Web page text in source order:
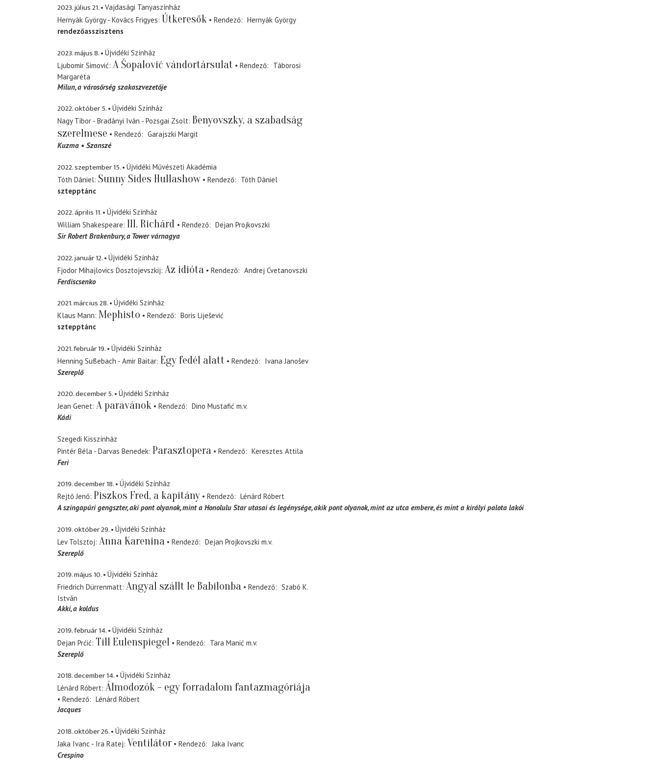
2023. július 21.
Vajdasági Tanyaszínház
Hernyák György - Kovács Frigyes Útkeresők Rendező
Hernyák György
rendezőasszisztens
2023. május 8.
Újvidéki Színház
Ljubomir Simović A Šopalović vándortársulat Rendező
Táborosi
Margaréta
Milun a városőrség szakaszvezetője
2022. október 5.
Újvidéki Színház
Nagy Tibor - Bradányi Iván - Pozsgai Zsolt Benyovszky, a szabadság
szerelmese
Rendező
Garajszki Margit
Kuzma
Szanszé
2022. szeptember 15.
Újvidéki Művészeti Akadémia
Tóth Dániel Sunny Sides Hullashow Rendező
Tóth Dániel
sztepptánc
2022. április 11.
Újvidéki Színház
William Shakespeare III. Richárd Rendező
Dejan Projkovszki
Sir Robert Brakenbury a Tower várnagya
2022. január 12.
Újvidéki Színház
Fjodor Mihajlovics Dosztojevszkij Az idióta Rendező
Andrej Cvetanovszki
Ferdiscsenko
2021. március 28.
Újvidéki Színház
Klaus Mann Mephisto Rendező
Boris Liješević
sztepptánc
2021. február 19.
Újvidéki Színház
Henning Sußebach - Amir Baitar Egy fedél alatt Rendező
Ivana Janošev
Szereplő
2020. december 5.
Újvidéki Színház
Jean Genet A paravánok Rendező Dino Mustafić m.v.
Kádi
Szegedi Kisszínház
Pintér Béla - Darvas Benedek Parasztopera Rendező
Keresztes Attila
Feri
2019. december 18.
Újvidéki Színház
Rejtő Jenő Piszkos Fred, a kapitány Rendező
Lénárd Róbert
A szingapúri gengszter aki pont olyanok, mint a Honolulu Star utasai és legénysége, akik pont olyanok, mint az utca embere, és mint a királyi palota lakói
2019. október 29.
Újvidéki Színház
Lev Tolsztoj Anna Karenina Rendező Dejan Projkovszki m.v.
Szereplő
2019. május 10.
Újvidéki Színház
Friedrich Dürrenmatt Angyal szállt le Babilonba Rendező
Szabó K.
István
Akki a koldus
2019. február 14.
Újvidéki Színház
Dejan Prćić Till Eulenspiegel Rendező Tara Manić m.v.
Szereplő
2018. december 14.
Újvidéki Színház
Lénárd Róbert Álmodozók - egy forradalom fantazmagóriája
Rendező
Lénárd Róbert
Jacques
2018. október 26.
Újvidéki Színház
Jaka Ivanc - Ira Ratej Ventilátor Rendező
Jaka Ivanc
Crespino